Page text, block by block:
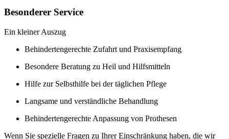
Besonderer Service
Ein kleiner Auszug
Behindertengerechte Zufahrt und Praxisempfang
Besondere Beratung zu Heil und Hilfsmitteln
Hilfe zur Selbsthilfe bei der täglichen Pflege
Langsame und verständliche Behandlung
Behindertengerechte Anpassung von Prothesen
Wenn Sie spezielle Fragen zu Ihrer Einschränkung haben, die wir